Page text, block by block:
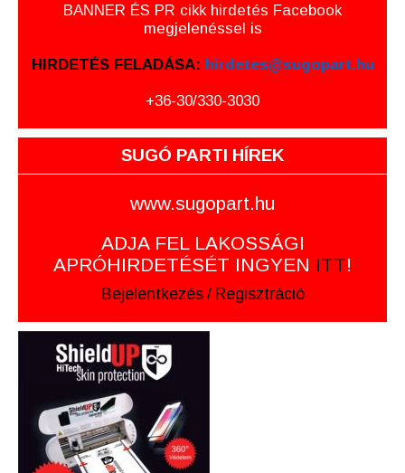
BANNER ÉS PR cikk hirdetés Facebook
megjelenéssel is
HIRDETÉS FELADÁSA: hirdetes@sugopart.hu
+36-30/330-3030
SUGÓ PARTI HÍREK
www.sugopart.hu
ADJA FEL LAKOSSÁGI
APRÓHIRDETÉSÉT INGYEN ITT!
Bejelentkezés / Regisztráció